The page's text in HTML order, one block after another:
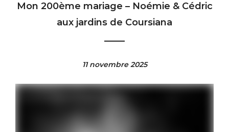
Mon 200ème mariage – Noémie & Cédric
aux jardins de Coursiana
11 novembre 2025